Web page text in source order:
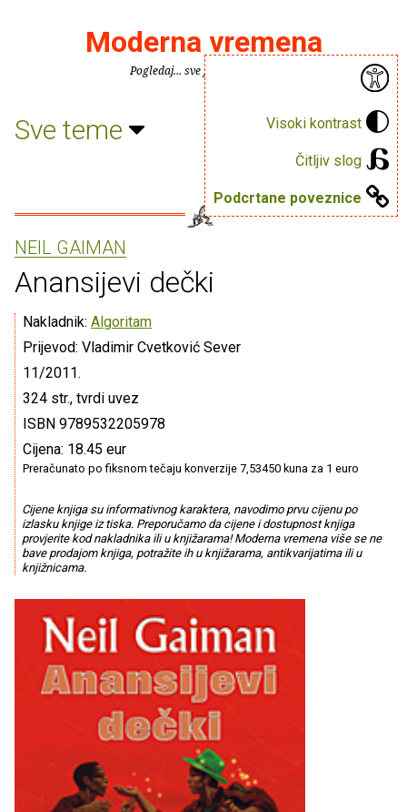
Visoki kontrast
Čitljiv slog
Podcrtane poveznice
Moderna vremena
Pogledaj... sve je puno knjiga.
Sve teme
NEIL GAIMAN
Anansijevi dečki
Nakladnik: Algoritam
Prijevod: Vladimir Cvetković Sever
11/2011.
324 str., tvrdi uvez
ISBN 9789532205978
Cijena: 18.45 eur
Preračunato po fiksnom tečaju konverzije 7,53450 kuna za 1 euro
Cijene knjiga su informativnog karaktera, navodimo prvu cijenu po
izlasku knjige iz tiska. Preporučamo da cijene i dostupnost knjiga
provjerite kod nakladnika ili u knjižarama! Moderna vremena više se ne
bave prodajom knjiga, potražite ih u knjižarama, antikvarijatima ili u
knjižnicama.